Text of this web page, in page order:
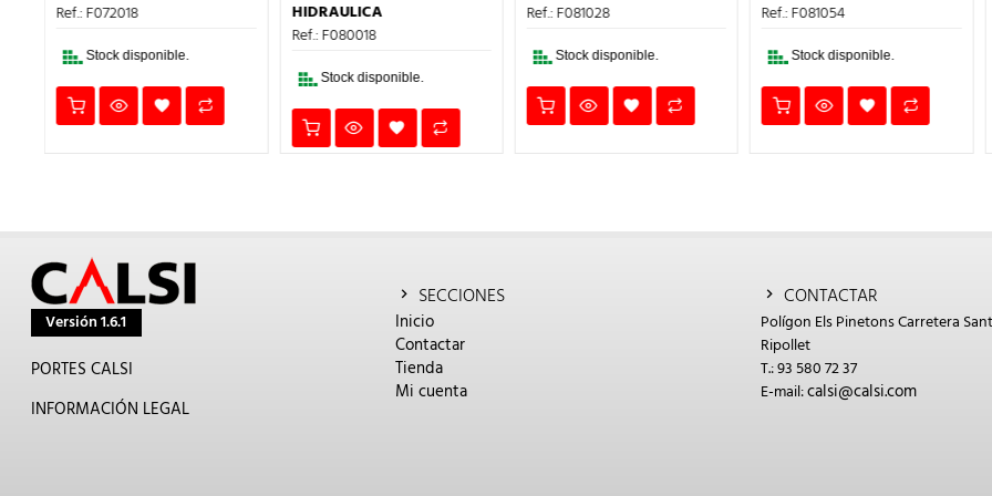
1,67€.
Ref.: F072018
Stock disponible.
ERA:
2,32€.
HIDRAULICA
Ref.: F080018
Stock disponible.
4,68€.
Ref.: F081028
Stock disponible.
51,88€.
Ref.: F081054
Stock disponible.
Versión 1.6.1
PORTES CALSI
INFORMACIÓN LEGAL
SECCIONES
Inicio
Contactar
Tienda
Mi cuenta
CONTACTAR
Polígon Els Pinetons Carretera
Ripollet
T.: 93 580 72 37
E-mail:calsi@calsi.com